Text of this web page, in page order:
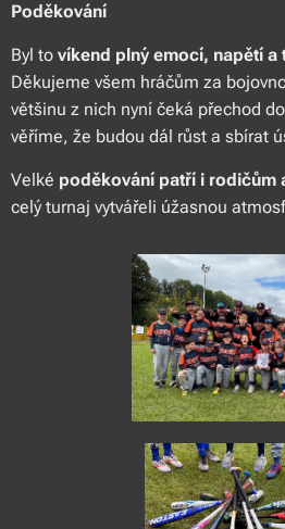
Poděkování
Byl to víkend plný emocí, napětí a
Děkujeme všem hráčům za
většinu z nich nyní čeká přechod
věříme, že budou dál růst a sbírat
Velké poděkování patří i rodičům
celý turnaj vytvářeli úžasnou